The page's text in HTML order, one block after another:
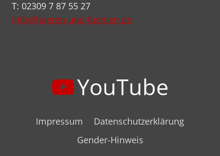
T: 02309 7 87 55 27
info@hoeren-und-fuehlen.de
YouTube
Impressum
Datenschutzerklärung
Gender-Hinweis